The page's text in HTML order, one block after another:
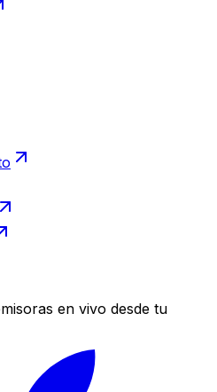
en vivo desde tu